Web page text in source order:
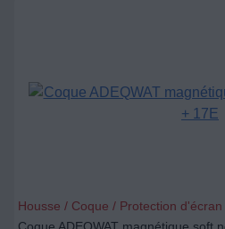
Housse / Coque / Protection d'écran